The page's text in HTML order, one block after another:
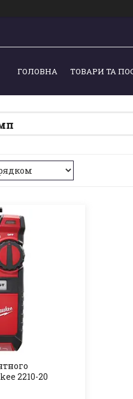
ГОЛОВНА ТОВАРИ ТА
2210-20